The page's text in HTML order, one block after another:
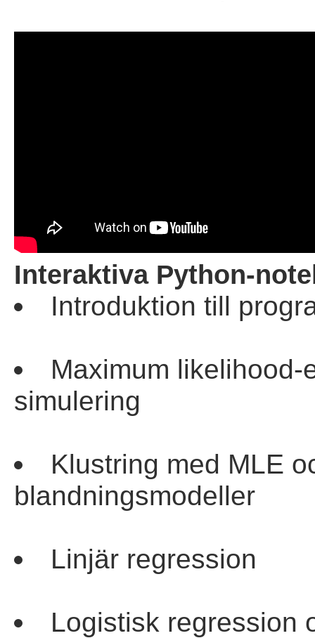
Interaktiva Python-
Introduktion till
Maximum
simulering
Klustring med MLE
blandningsmodeller
Linjär regression
Logistisk